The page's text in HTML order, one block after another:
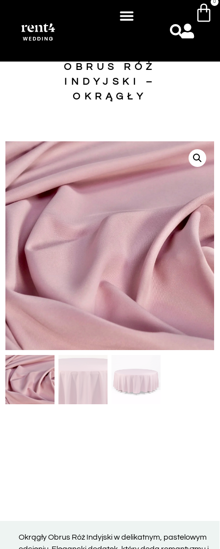
0
OBRUS RÓŻ
INDYJSKI –
OKRĄGŁY
Okrągły Obrus Róż Indyjski w delikatnym, pastelowym